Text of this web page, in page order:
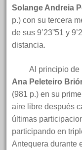
Solange Andreia
p.) con su tercera
de sus 9’23”51 y
distancia.
Al principio de
Ana Peleteiro
(981 p.) en su
aire libre después
últimas
participando en
Antequera durante